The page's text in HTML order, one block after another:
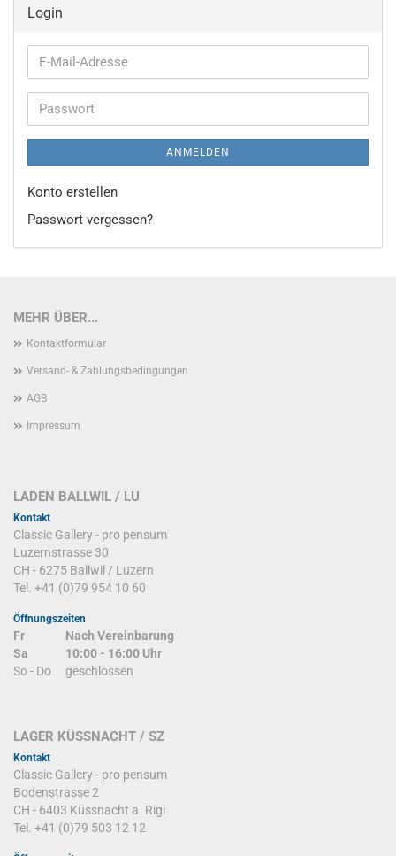
Login
E-
Mail-
Passwort
ANMELDEN
Konto erstellen
Passwort vergessen?
MEHR ÜBER...
Kontaktformular
Versand- & Zahlungsbedingungen
AGB
Impressum
LADEN BALLWIL / LU
Kontakt
Classic Gallery - pro pensum
Luzernstrasse 30
CH - 6275 Ballwil / Luzern
Tel. +41 (0)79 954 10 60
Öffnungszeiten
Fr
Nach Vereinbarung
Sa
10:00 - 16:00 Uhr
So - Do
geschlossen
LAGER KÜSSNACHT / SZ
Kontakt
Classic Gallery - pro pensum
Bodenstrasse 2
CH - 6403 Küssnacht a. Rigi
Tel. +41 (0)79 503 12 12